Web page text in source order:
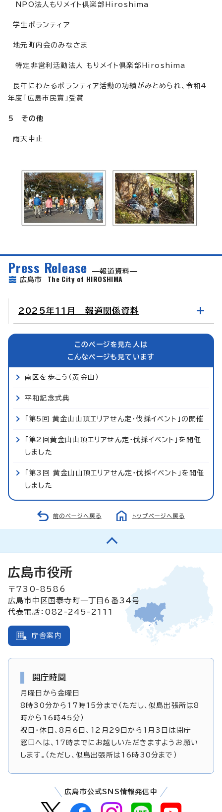
NPO法人もりメイト倶楽部Hiroshima
学生ボランティア
地元町内会のみなさま
特定非営利活動法人 もりメイト倶楽部Hiroshima
長年にわたるボランティア活動の功績がみとめられ、令和4
年度「広島市民賞」受賞
5 その他
雨天中止
Press Release
報道資料
広島市 The City of HIROSHIMA
2025年11月 報道関係資料
このページを見た人は
こんなページも見ています
南区を歩こう（黄金山）
平和記念式典
「第5回 黄金山山頂エリアせん定・伐採イベント」の開催
「第2回黄金山山頂エリアせん定・伐採イベント」を開催
しました
「第3回 黄金山山頂エリアせん定・伐採イベント」を開催
しました
前のページへ戻る トップページへ戻る
広島市役所
〒730-8586
広島市中区国泰寺町一丁目6番34号
代表電話：082-245-2111
庁舎案内
開庁時間
月曜日から金曜日
8時30分から17時15分まで（ただし、似島出張所は8
時から16時45分）
祝日・休日、8月6日、12月29日から1月3日は閉庁
窓口へは、17時までにお越しいただきますようお願い
します。（ただし、似島出張所は16時30分まで）
広島市公式SNS情報発信中